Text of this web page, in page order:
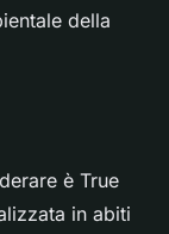
della
è True
in abiti